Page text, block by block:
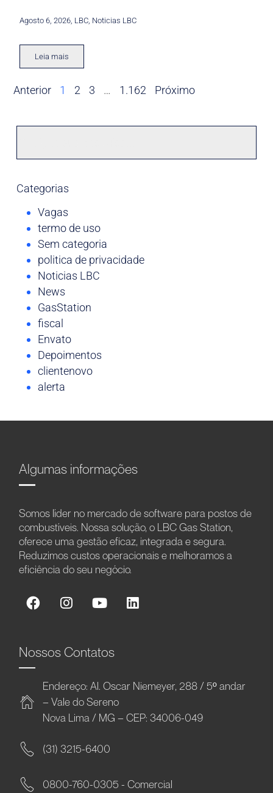
Agosto 6, 2026 LBC Noticias LBC
Leia mais
Anterior 1 2 3 … 1.162 Próximo
Categorias
Vagas
termo de uso
Sem categoria
politica de privacidade
Noticias LBC
News
GasStation
fiscal
Envato
Depoimentos
clientenovo
alerta
Algumas informações
Somos líder no mercado de software para postos de
combustíveis. Nossa solução, o LBC Gas Station,
oferece uma gestão eficaz, integrada e segura.
Reduzimos custos operacionais e melhoramos a
eficiência do seu negócio.
Nossos Contatos
Endereço: Al. Oscar Niemeyer, 288 / 5º andar
– Vale do Sereno
Nova Lima / MG – CEP: 34006-049
(31) 3215-6400
0800-760-0305 - Comercial